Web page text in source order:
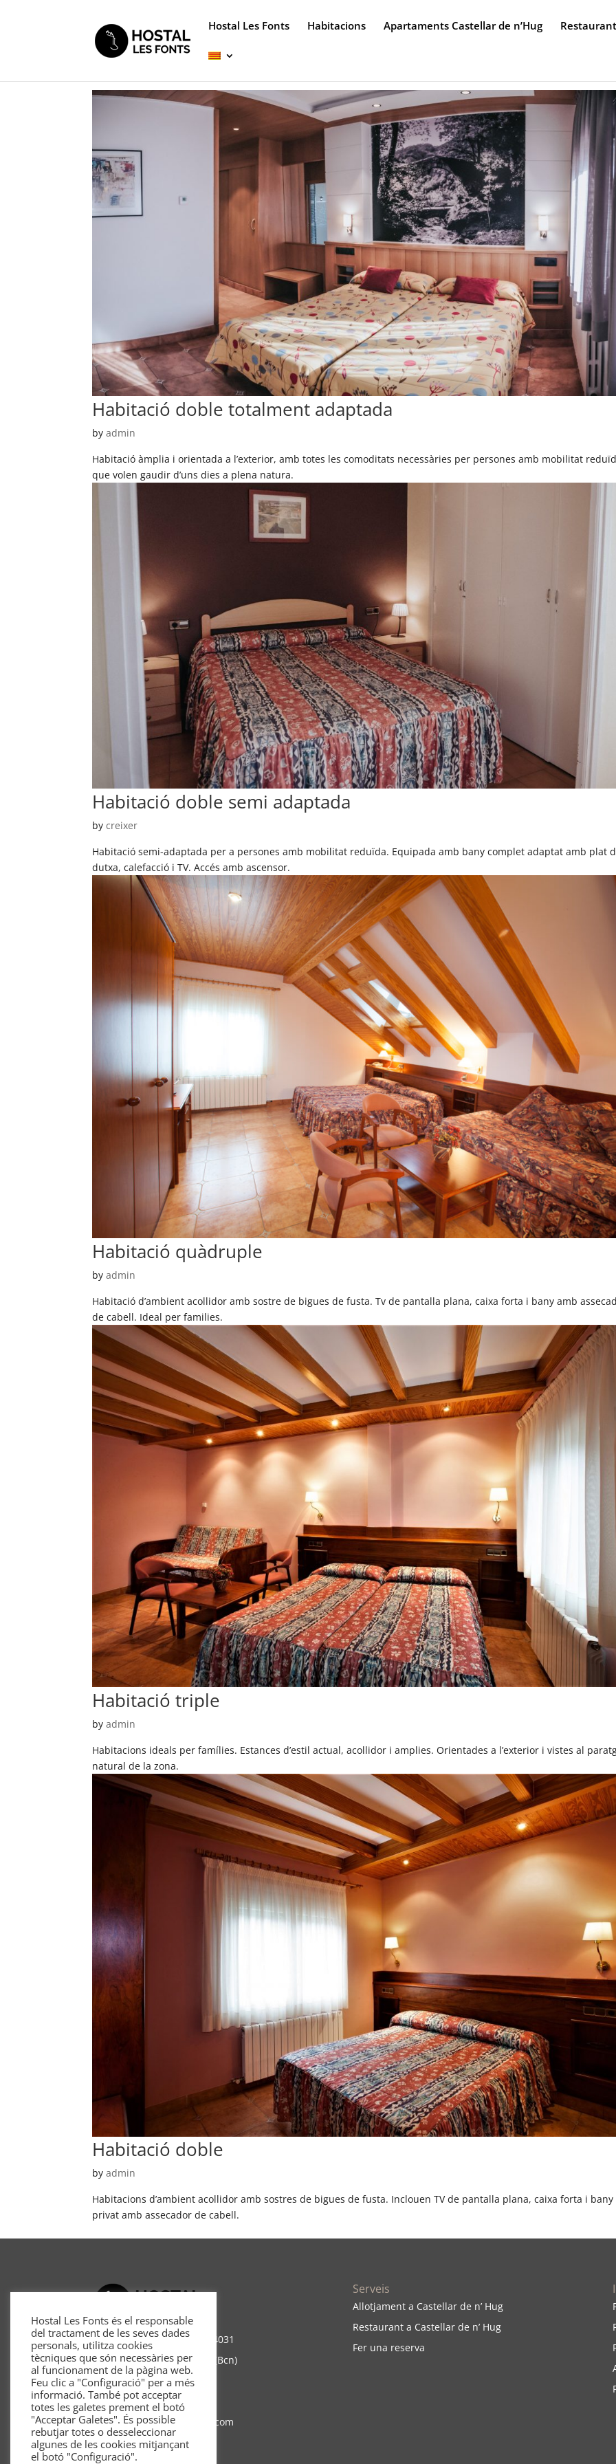
Hostal Les Fonts Habitacions Apartaments Castellar de n’Hug
Habitació doble totalment adaptada
byadmin
Habitació àmplia i orientada a l’exterior, amb totes les comoditats necessàries per persones amb mobilitat
que volen gaudir d’uns dies a plena natura.
Habitació doble semi adaptada
bycreixer
Habitació semi-adaptada per a persones amb mobilitat reduïda. Equipada amb bany complet adaptat amb plat
dutxa, calefacció i TV. Accés amb ascensor.
Habitació quàdruple
byadmin
Habitació d’ambient acollidor amb sostre de bigues de fusta. Tv de pantalla plana, caixa forta i bany amb
de cabell. Ideal per families.
Habitació triple
byadmin
Habitacions ideals per famílies. Estances d’estil actual, acollidor i amplies. Orientades a l’exterior i vistes al
natural de la zona.
Habitació doble
byadmin
Habitacions d’ambient acollidor amb sostres de bigues de fusta. Inclouen TV de pantalla plana, caixa forta i bany
privat amb assecador de cabell.
Ctra. a Castellar Km. 8 BV-4031
08696 Castellar de n’ Hug (Bcn)
Tlf. 93.825.70.89
Whatsapp 622.499.867
mail:info@hostallesfonts.com
Serveis
Allotjament a Castellar de n’ Hug
Restaurant a Castellar de n’ Hug
Fer una reserva
Hostal Les Fonts és el responsable
del tractament de les seves dades
personals, utilitza cookies
tècniques que són necessàries per
al funcionament de la pàgina web.
Feu clic a "Configuració" per a més
informació. També pot acceptar
totes les galetes prement el botó
"Acceptar Galetes". És possible
rebutjar totes o desseleccionar
algunes de les cookies mitjançant
el botó "Configuració".